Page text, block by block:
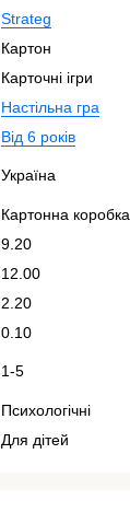
Strateg
Картон
Карточні ігри
Настільна гра
Від 6 років
Україна
Картонна коробка
9.20
12.00
2.20
0.10
1-5
Психологічні
Для дітей